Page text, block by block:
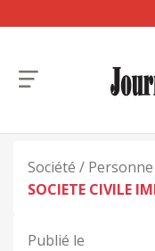
Société /
SOCIETE CIVILE
Publié le